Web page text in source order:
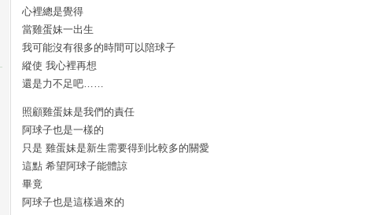
心裡總是覺得
當雞蛋妹一出生
我可能沒有很多的時間可以陪球子
縱使 我心裡再想
還是力不足吧……
照顧雞蛋妹是我們的責任
阿球子也是一樣的
只是 雞蛋妹是新生需要得到比較多的關愛
這點 希望阿球子能體諒
畢竟
阿球子也是這樣過來的